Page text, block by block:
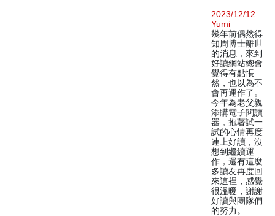
2023/12/12
Yumi
幾年前偶然得
知周博士離世
的消息，來到
好讀網站總會
覺得有點悵
然，也以為不
會再運作了。
今年為老父親
添購電子閱讀
器，抱著試一
試的心情再度
連上好讀，沒
想到繼續運
作，還有這麼
多讀友再度回
來這裡，感覺
很溫暖，謝謝
好讀與團隊們
的努力。